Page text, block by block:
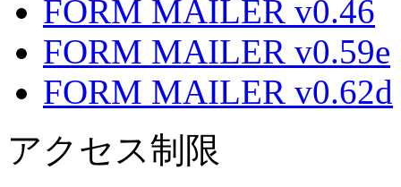
FORM MAILER v0.46
FORM MAILER v0.59e
FORM MAILER v0.62d
アクセス制限